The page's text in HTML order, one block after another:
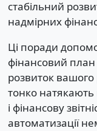
стабільний
надмірних
Ці поради
фінансовий план
розвиток
тонко натякають
і фінансову
автоматизації